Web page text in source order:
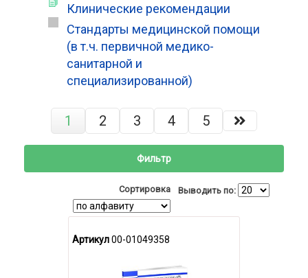
Клинические рекомендации
Стандарты медицинской помощи
(в т.ч. первичной медико-
санитарной и
специализированной)
1 2 3 4 5
Фильтр
Сортировка Выводить по:
Артикул00-01049358